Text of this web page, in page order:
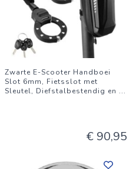
Zwarte E-Scooter Handboei
Slot 6mm, Fietsslot met
Sleutel, Diefstalbestendig en ...
€ 90,95